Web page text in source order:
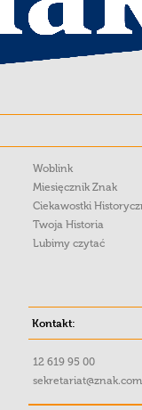
Woblink
Miesięcznik Znak
Ciekawostki
Twoja Historia
Lubimy czytać
Kontakt:
12 619 95 00